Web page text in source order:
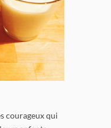
courageux qui